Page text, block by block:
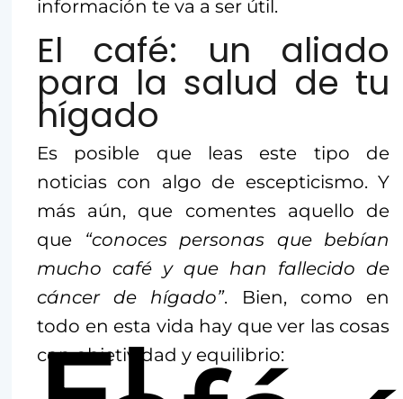
información te va a ser útil.
El café: un aliado
para la salud de tu
hígado
Es posible que leas este tipo de
noticias con algo de escepticismo. Y
más aún, que comentes aquello de
que “conoces personas que bebían
mucho café y que han fallecido de
cáncer de hígado”. Bien, como en
todo en esta vida hay que ver las cosas
con objetividad y equilibrio: